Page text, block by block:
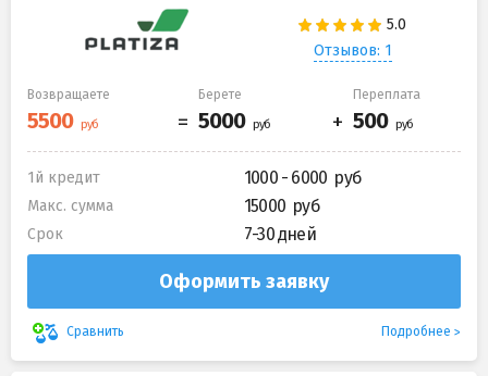
Отзывов: 1
Возвращаете Берете Переплата
1й кредит 1000 - 6000
Макс. сумма 15000
Срок 7-30 дней
Оформить заявку
Сравнить Подробнее